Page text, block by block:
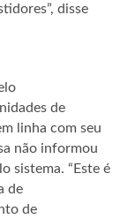
disse
de
linha com seu
não informou
sistema. “Este é
de
de